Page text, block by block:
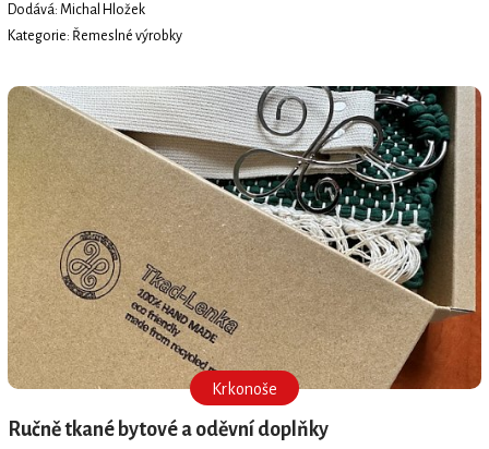
Dodává: Michal Hložek
Kategorie: Řemeslné výrobky
Krkonoše
Ručně tkané bytové a oděvní doplňky